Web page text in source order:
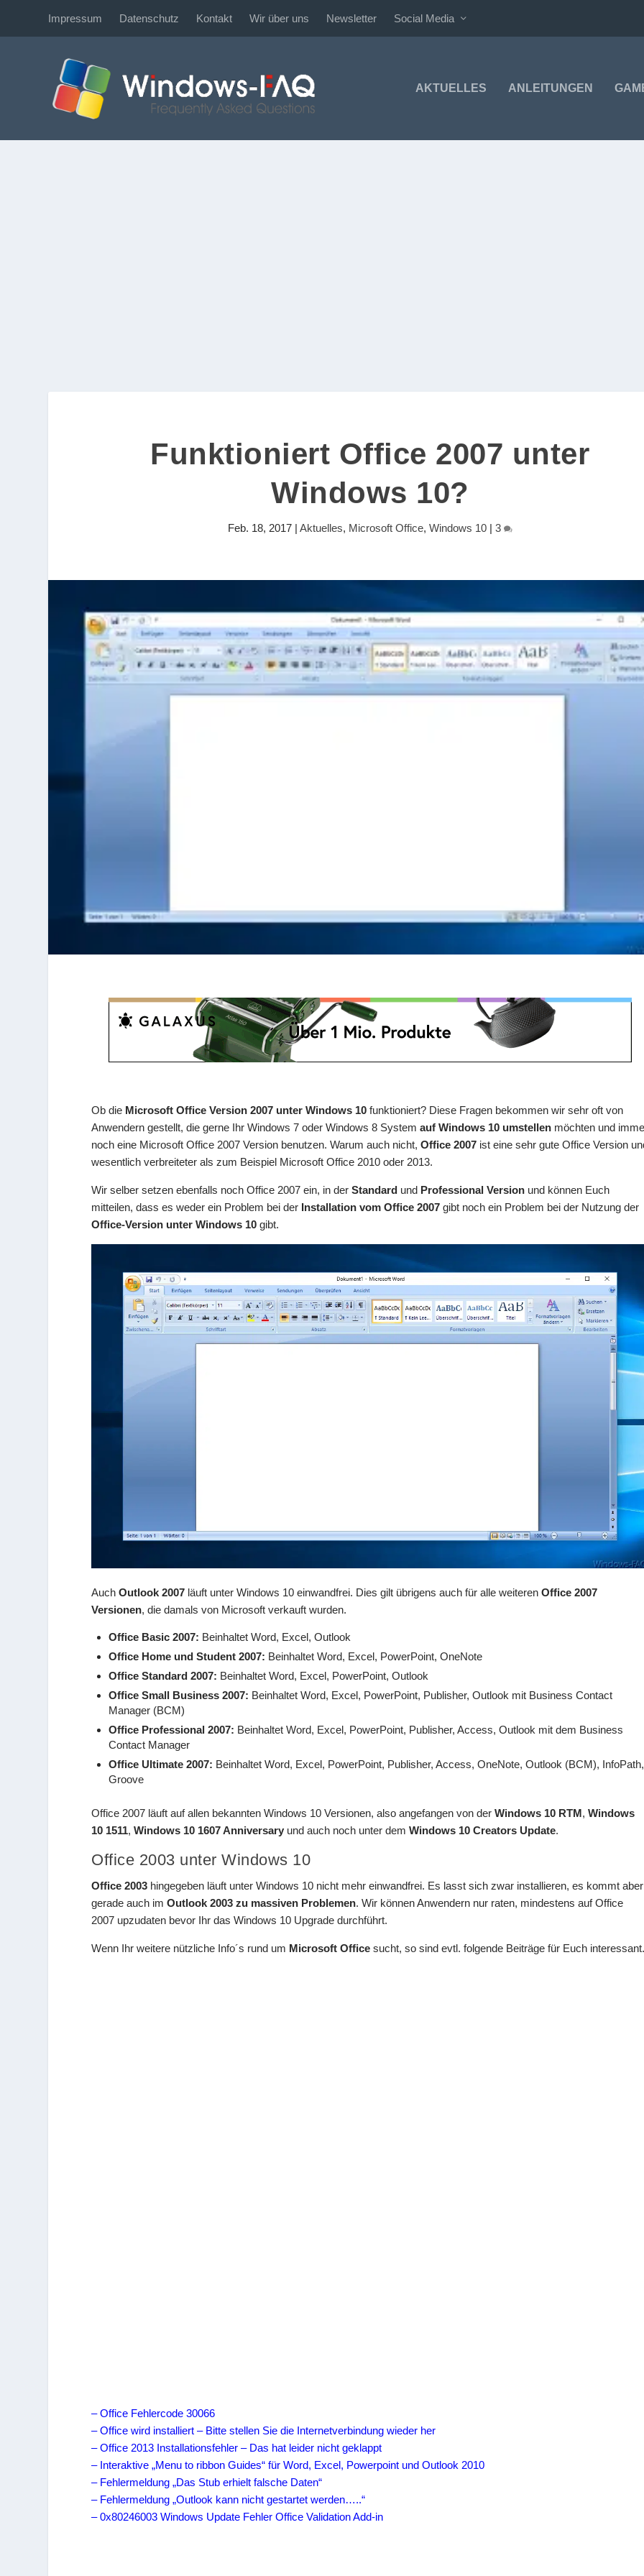
Impressum Datenschutz Kontakt Wir über uns Newsletter Social Media
AKTUELLES ANLEITUNGEN
Funktioniert Office 2007 unter
Windows 10?
Feb. 18, 2017| Aktuelles, Microsoft Office, Windows 10| 3
Ob die Microsoft Office Version 2007 unter Windows 10 funktioniert? Diese Fragen bekommen wir sehr oft von
Anwendern gestellt, die gerne Ihr Windows 7 oder Windows 8 Systemauf Windows 10 umstellen möchten und
noch eine Microsoft Office 2007 Version benutzen. Warum auch nicht,Office 2007 ist eine sehr gute Office Version
wesentlich verbreiteter als zum Beispiel Microsoft Office 2010 oder 2013.
Wir selber setzen ebenfalls noch Office 2007 ein, in derStandard und Professional Version und können Euch
mitteilen, dass es weder ein Problem bei der Installation vom Office 2007 gibt noch ein Problem bei der Nutzung der
Office-Version unter Windows 10 gibt.
AuchOutlook 2007 läuft unter Windows 10 einwandfrei. Dies gilt übrigens auch für alle weiterenOffice 2007
Versionen, die damals von Microsoft verkauft wurden.
Office Basic 2007: Beinhaltet Word, Excel, Outlook
Office Home und Student 2007: Beinhaltet Word, Excel, PowerPoint, OneNote
Office Standard 2007: Beinhaltet Word, Excel, PowerPoint, Outlook
Office Small Business 2007: Beinhaltet Word, Excel, PowerPoint, Publisher, Outlook mit Business Contact
Manager (BCM)
Office Professional 2007: Beinhaltet Word, Excel, PowerPoint, Publisher, Access, Outlook mit dem Business
Contact Manager
Office Ultimate 2007: Beinhaltet Word, Excel, PowerPoint, Publisher, Access, OneNote, Outlook (BCM), InfoPath,
Groove
Office 2007 läuft auf allen bekannten Windows 10 Versionen, also angefangen von derWindows 10 RTM,Windows
10 1511,Windows 10 1607 Anniversary und auch noch unter demWindows 10 Creators Update.
Office 2003 unter Windows 10
Office 2003 hingegeben läuft unter Windows 10 nicht mehr einwandfrei. Es lasst sich zwar installieren, es kommt aber
gerade auch imOutlook 2003 zu massiven Problemen. Wir können Anwendern nur raten, mindestens auf Office
2007 upzudaten bevor Ihr das Windows 10 Upgrade durchführt.
Wenn Ihr weitere nützliche Info´s rund um Microsoft Office sucht, so sind evtl. folgende Beiträge für Euch
– Office Fehlercode 30066
– Office wird installiert – Bitte stellen Sie die Internetverbindung wieder her
– Office 2013 Installationsfehler – Das hat leider nicht geklappt
– Interaktive „Menu to ribbon Guides“ für Word, Excel, Powerpoint und Outlook 2010
– Fehlermeldung „Das Stub erhielt falsche Daten“
– Fehlermeldung „Outlook kann nicht gestartet werden…..“
– 0x80246003 Windows Update Fehler Office Validation Add-in